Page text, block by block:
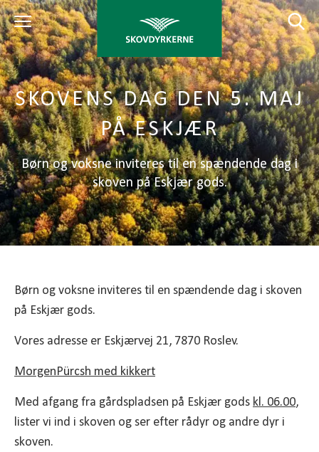
SKOVENS DAG DEN 5. MAJ
PÅ ESKJÆR
Børn og voksne inviteres til en spændende dag i
skoven på Eskjær gods.
Børn og voksne inviteres til en spændende dag i skoven
på Eskjær gods.
Vores adresse er Eskjærvej 21, 7870 Roslev.
MorgenPürcsh med kikkert
Med afgang fra gårdspladsen på Eskjær gods kl. 06.00,
lister vi ind i skoven og ser efter rådyr og andre dyr i
skoven.